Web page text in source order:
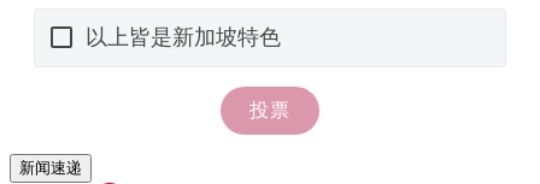
新闻速递